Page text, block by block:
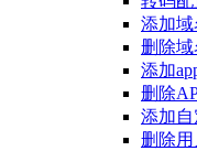
添加
删除
添加
删除
添加自
删除